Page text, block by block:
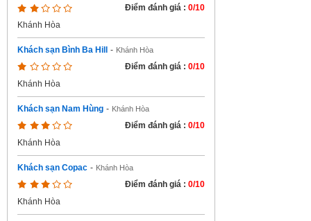
Điểm đánh giá : 0/10
Khánh Hòa
Khách sạn Bình Ba Hill - Khánh Hòa
Điểm đánh giá : 0/10
Khánh Hòa
Khách sạn Nam Hùng - Khánh Hòa
Điểm đánh giá : 0/10
Khánh Hòa
Khách sạn Copac - Khánh Hòa
Điểm đánh giá : 0/10
Khánh Hòa